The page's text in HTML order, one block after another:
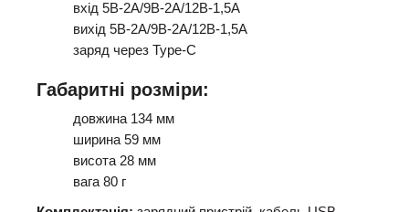
вхід 5В-2А/9В-2А/12В-1,5А
вихід 5В-2А/9В-2А/12В-1,5А
заряд через Type-C
Габаритні розміри:
довжина 134 мм
ширина 59 мм
висота 28 мм
вага 80 г